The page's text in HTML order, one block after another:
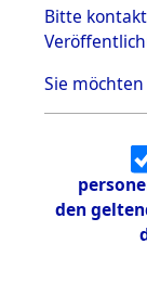
dem
dem
e
Bitte
Sie
den